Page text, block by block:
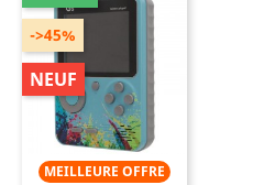
MEILLEURE OFFRE
->45%
NEUF